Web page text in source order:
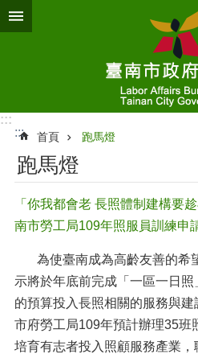
跳到主要內容區塊
:::
:::
首頁 跑馬燈
跑馬燈
「你我都會老 長照體制建構要
南市勞工局109年照服員訓練申
為使臺南成為高齡友善的希
示將於年底前完成「一區一日
的預算投入長照相關的服務與建
市府勞工局109年預計辦理35班
培育有志者投入照顧服務產業